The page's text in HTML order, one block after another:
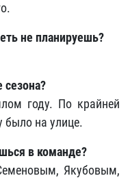
не планируешь?
сезона?
году. По крайней
было на улице.
в команде?
Якубовым,